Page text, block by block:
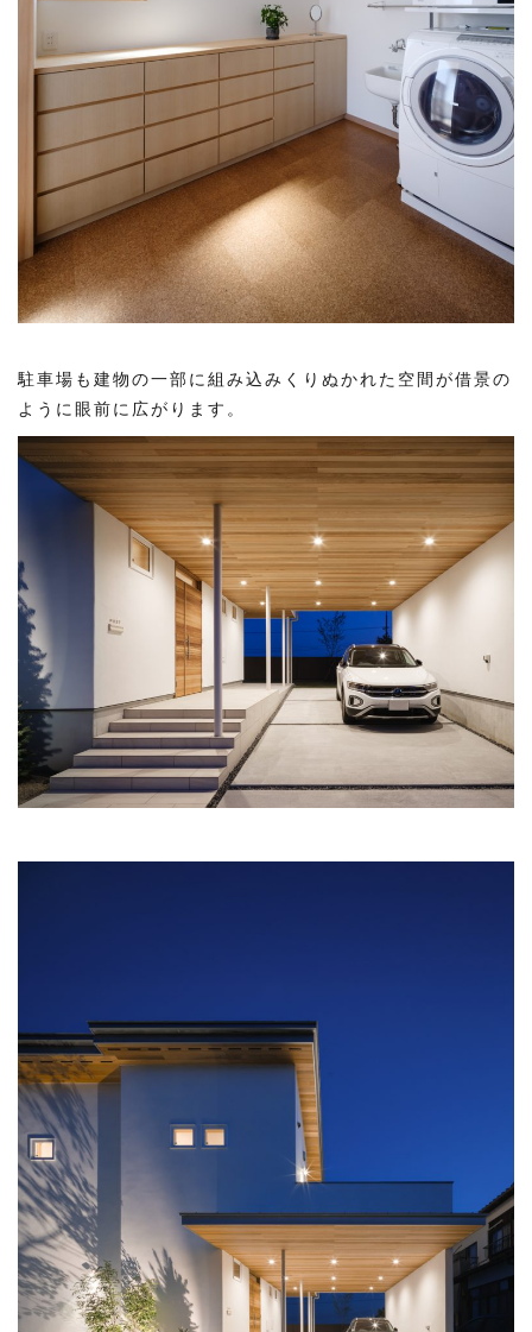
駐車場も建物の一部に組み込みくりぬかれた空間が借景の
ように眼前に広がります。